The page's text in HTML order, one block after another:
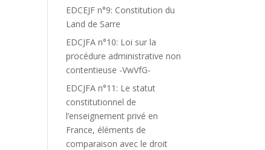
EDCEJF n°9: Constitution du
Land de Sarre
EDCJFA n°10: Loi sur la
procédure administrative non
contentieuse -VwVfG-
EDCJFA n°11: Le statut
constitutionnel de
l’enseignement privé en
France, éléments de
comparaison avec le droit